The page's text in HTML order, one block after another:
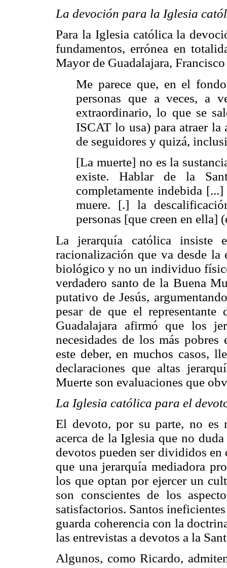
La devoción para la Iglesia
Para la Iglesia católica la
fundamentos, errónea en
Mayor de Guadalajara,
Me parece que, en el
personas que a veces, a
extraordinario, lo que se
ISCAT lo usa) para atraer la
de seguidores y quizá,
[La muerte] no es la
existe. Hablar de la
completamente indebida
muere. [.] la
personas [que creen en ella]
La jerarquía católica insiste
racionalización que va desde
biológico y no un individuo
verdadero santo de la Buena
putativo de Jesús,
pesar de que el
Guadalajara afirmó que los
necesidades de los más
este deber, en muchos casos,
declaraciones que altas
Muerte son evaluaciones que
La Iglesia católica para el
El devoto, por su parte, no es
acerca de la Iglesia que no
devotos pueden ser divididos
que una jerarquía mediadora
los que optan por ejercer un
son conscientes de los
satisfactorios. Santos
guarda coherencia con la
las entrevistas a devotos a la
Algunos, como Ricardo,